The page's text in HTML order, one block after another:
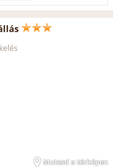
Mutasd a térképen